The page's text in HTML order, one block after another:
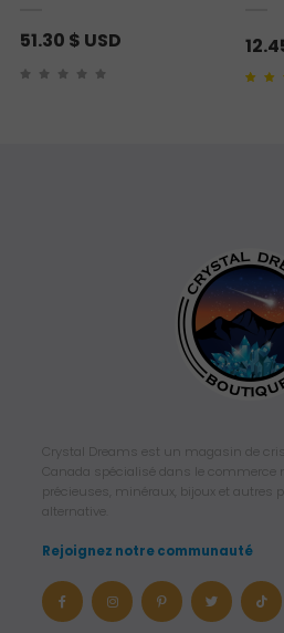
51.30 $ USD
Crystal Dreams est un magasin de
Canada spécialisé dans le commerce
précieuses, minéraux, bijoux et autres
alternative.
Rejoignez notre communauté